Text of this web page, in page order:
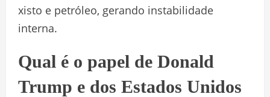
xisto e petróleo, gerando instabilidade
interna.
Qual é o papel de Donald
Trump e dos Estados Unidos